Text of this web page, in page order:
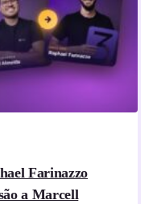
Farinazzo
a Marcell